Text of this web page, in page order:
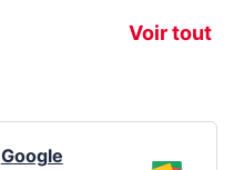
Voir tout
navigation
Google